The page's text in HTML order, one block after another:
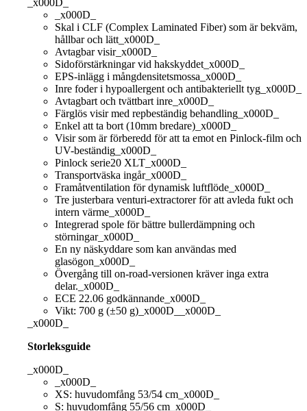
_x000D_
_x000D_
Skal i CLF (Complex Laminated Fiber) som är bekväm,
hållbar och lätt_x000D_
Avtagbar visir_x000D_
Sidoförstärkningar vid hakskyddet_x000D_
EPS-inlägg i mångdensitetsmossa_x000D_
Inre foder i hypoallergent och antibakteriellt tyg_x000D_
Avtagbart och tvättbart inre_x000D_
Färglös visir med repbeständig behandling_x000D_
Enkel att ta bort (10mm bredare)_x000D_
Visir som är förberedd för att ta emot en Pinlock-film och
UV-beständig_x000D_
Pinlock serie20 XLT_x000D_
Transportväska ingår_x000D_
Framåtventilation för dynamisk luftflöde_x000D_
Tre justerbara venturi-extractorer för att avleda fukt och
intern värme_x000D_
Integrerad spole för bättre bullerdämpning och
störningar_x000D_
En ny näskyddare som kan användas med
glasögon_x000D_
Övergång till on-road-versionen kräver inga extra
delar._x000D_
ECE 22.06 godkännande_x000D_
Vikt: 700 g (±50 g)_x000D__x000D_
_x000D_
Storleksguide
_x000D_
_x000D_
XS: huvudomfång 53/54 cm_x000D_
S: huvudomfång 55/56 cm_x000D_